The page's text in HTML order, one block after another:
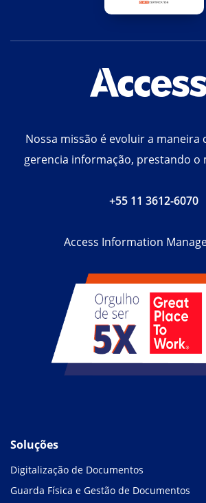
Nossa missão é evoluir a maneira
gerencia informação, prestando o
+55 11 3612-6070
Access Information
Soluções
Digitalização de Documentos
Guarda Física e Gestão de Documentos